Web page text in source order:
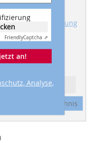
Schaumglasdämmung
Metalldächer
DACH
Inhaltsverzeichnis
FriendlyCaptcha ⇗
an!
Analyse,